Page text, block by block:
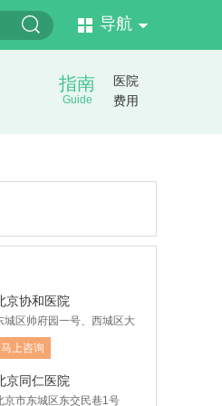
导航
指南
Guide
医院
费用
京协和医院
城区帅府园一号、西城区大
仓胡同41号
马上咨询
京同仁医院
京市东城区东交民巷1号